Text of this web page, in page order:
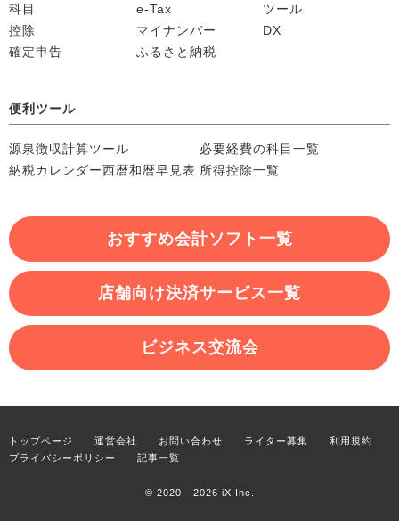
科目
控除
確定申告
e-Tax
マイナンバー
ふるさと納税
ツール
DX
便利ツール
源泉徴収計算ツール
納税カレンダー西暦和暦早見表
必要経費の科目一覧
所得控除一覧
おすすめ会計ソフト一覧
店舗向け決済サービス一覧
ビジネス交流会
トップページ 運営会社 お問い合わせ ライター募集
利用規約
プライバシーポリシー
記事一覧
© 2020 - 2026 iX Inc.